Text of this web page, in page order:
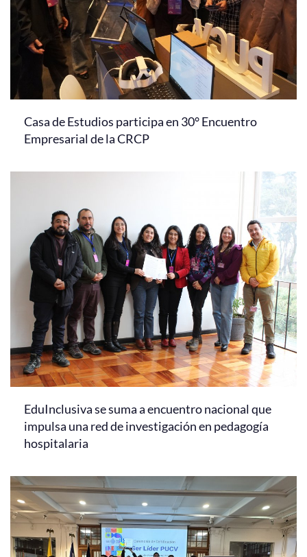
Casa de Estudios participa en 30° Encuentro
Empresarial de la CRCP
EduInclusiva se suma a encuentro nacional que
impulsa una red de investigación en pedagogía
hospitalaria